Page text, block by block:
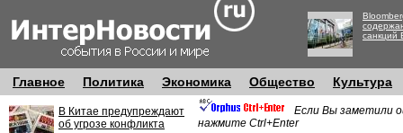
санкций
Главное Политика Экономика Общество Культура
В Китае предупреждают
об угрозе конфликта
Если Вы заметили
нажмите Ctrl+Enter